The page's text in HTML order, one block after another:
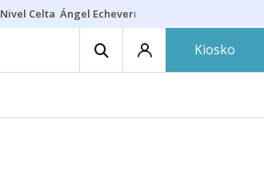
Nivel Celta Ángel Echeverría
Kiosko